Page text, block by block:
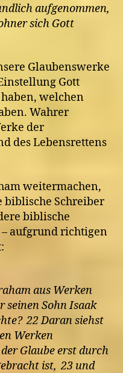
aufgenommen,
sich Gott
Glaubenswerke
Gott
welchen
Wahrer
der
des Lebensrettens
weitermachen,
biblische Schreiber
biblische
aufgrund richtigen
aus Werken
seinen Sohn Isaak
22 Daran siehst
Werken
Glaube erst durch
ist, 23 und